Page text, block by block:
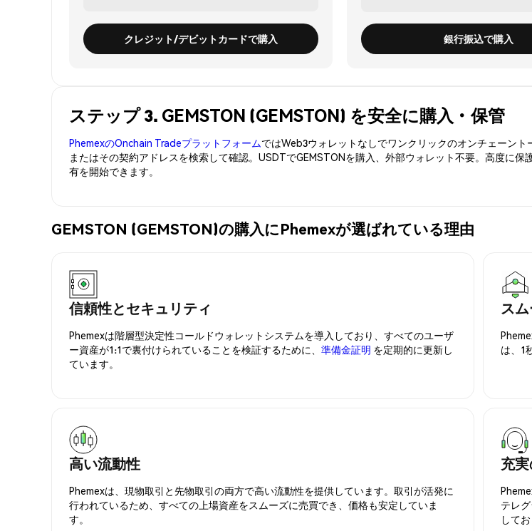
クレジット/デビットカードで購入 銀行振込で購入
ステップ 3. GEMSTON (GEMSTON) を安全に購入・保管
PhemexのOnchain TradeプラットフォームではWeb3ウォレットなしでワンクリックのオンチェーント
またはその契約アドレスを検索して確認。USDTでGEMSTONを購入、外部ウォレット不要。高度に
有を開始できます。
GEMSTON (GEMSTON)の購入にPhemexが選ばれている理由
信頼性とセキュリティ
Phemexは階層型決定性コールドウォレットシステムを導入しており、すべてのユーザ
ー資産が1:1で裏付けられていることを検証するために、 準備金証明 を定期的に更新し
ています。
ス
は、1
高い流動性
Phemexは、現物取引と先物取引の両方で高い流動性を提供しています。取引が活発に
行われているため、すべての上場資産をスムーズに売買でき、価格も安定していま
す。
充
テレ
して